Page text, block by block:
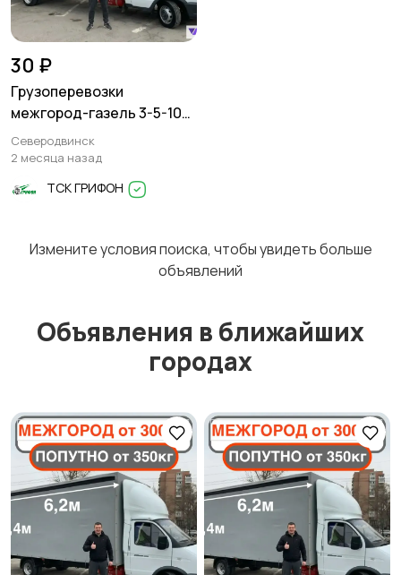
Уборка
Обучение Красота и здоровье
Деловые услуги
Писатели Сценаристы
Организация
Фото- и видеосъемка
30 ₽
Грузоперевозки
межгород-газель 3-5-10
тонн
Северодвинск
2 месяца назад
ТСК ГРИФОН
Измените условия поиска, чтобы увидеть больше
объявлений
Объявления в ближайших
городах